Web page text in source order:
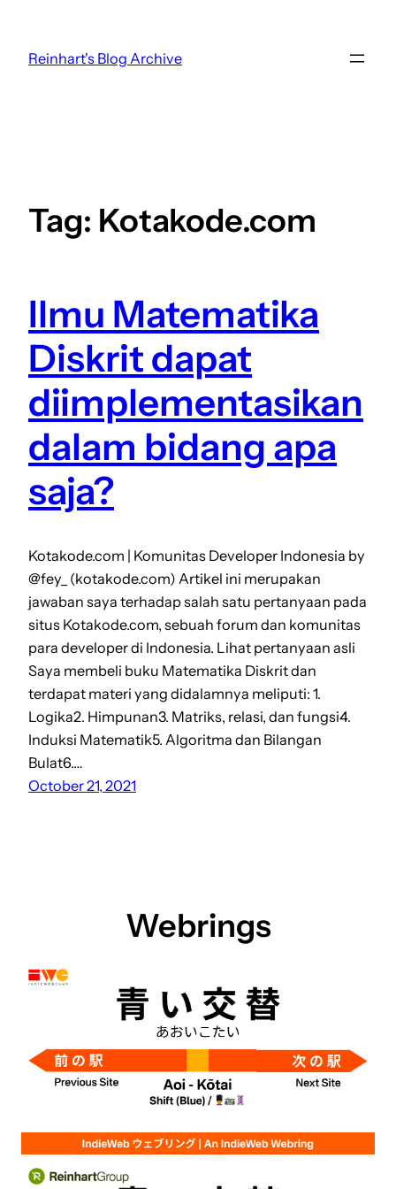
content
Reinhart's Blog Archive
Tag: Kotakode.com
Ilmu Matematika
Diskrit dapat
diimplementasikan
dalam bidang apa
saja?
Kotakode.com | Komunitas Developer Indonesia by
@fey_ (kotakode.com) Artikel ini merupakan
jawaban saya terhadap salah satu pertanyaan pada
situs Kotakode.com, sebuah forum dan komunitas
para developer di Indonesia. Lihat pertanyaan asli
Saya membeli buku Matematika Diskrit dan
terdapat materi yang didalamnya meliputi: 1.
Logika2. Himpunan3. Matriks, relasi, dan fungsi4.
Induksi Matematik5. Algoritma dan Bilangan
Bulat6.…
October 21, 2021
Webrings